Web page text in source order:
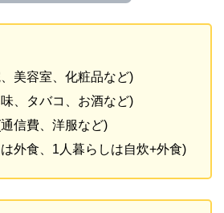
美容室、化粧品など)
、タバコ、お酒など)
信費、洋服など)
外食、1人暮らしは自炊+外食)